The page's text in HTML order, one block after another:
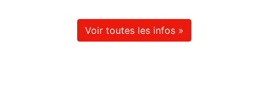
Voir toutes les infos »